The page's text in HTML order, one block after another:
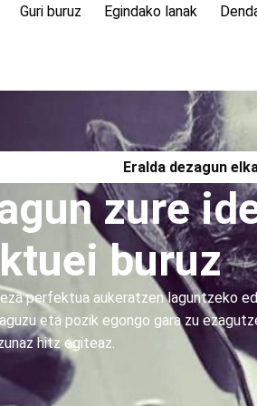
Guri buruz Egindako lanak
Eralda dezagun
zure
buruz
perfektua aukeratzen laguntzeko
eta pozik egongo gara zu
hitz egiteaz.